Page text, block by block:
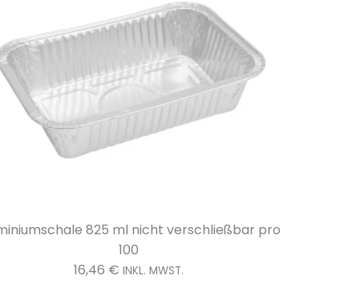
Aluminiumschale mit separatem Deckel,
verschließbar 1170ml pro 100
44,20€ INKL. MWST.